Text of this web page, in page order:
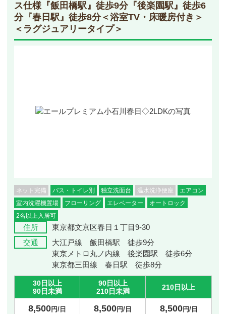
ス仕様『飯田橋駅』徒歩9分『後楽園駅』徒歩6
分『春日駅』徒歩8分＜浴室TV・床暖房付き＞
＜ラグジュアリータイプ＞
ネット完備 バス・トイレ別 独立洗面台 温水洗浄便座
エアコン
室内洗濯機置場
フローリング エレベーター
オートロック
2名以上入居可
住所
東京都文京区春日１丁目9‐30
交通
大江戸線 飯田橋駅 徒歩9分
東京メトロ丸ノ内線 後楽園駅 徒歩6分
東京都三田線 春日駅 徒歩8分
30日以上
90日未満
90日以上
210日未満
210日以上
8,500円/日 8,500円/日 8,500円/日